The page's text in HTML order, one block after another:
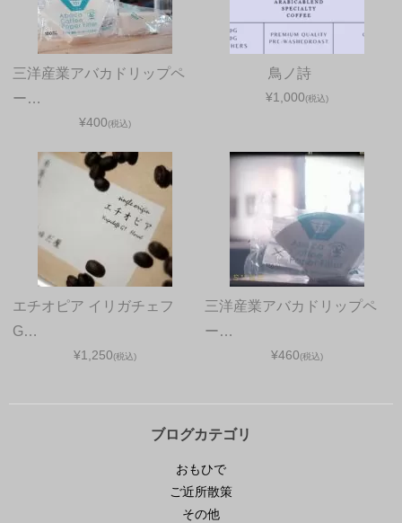
三洋産業アバカドリップペ
ー…
¥400(税込)
鳥ノ詩
¥1,000(税込)
エチオピア イリガチェフ
G…
¥1,250(税込)
三洋産業アバカドリップペ
ー…
¥460(税込)
ブログカテゴリ
おもひで
ご近所散策
その他